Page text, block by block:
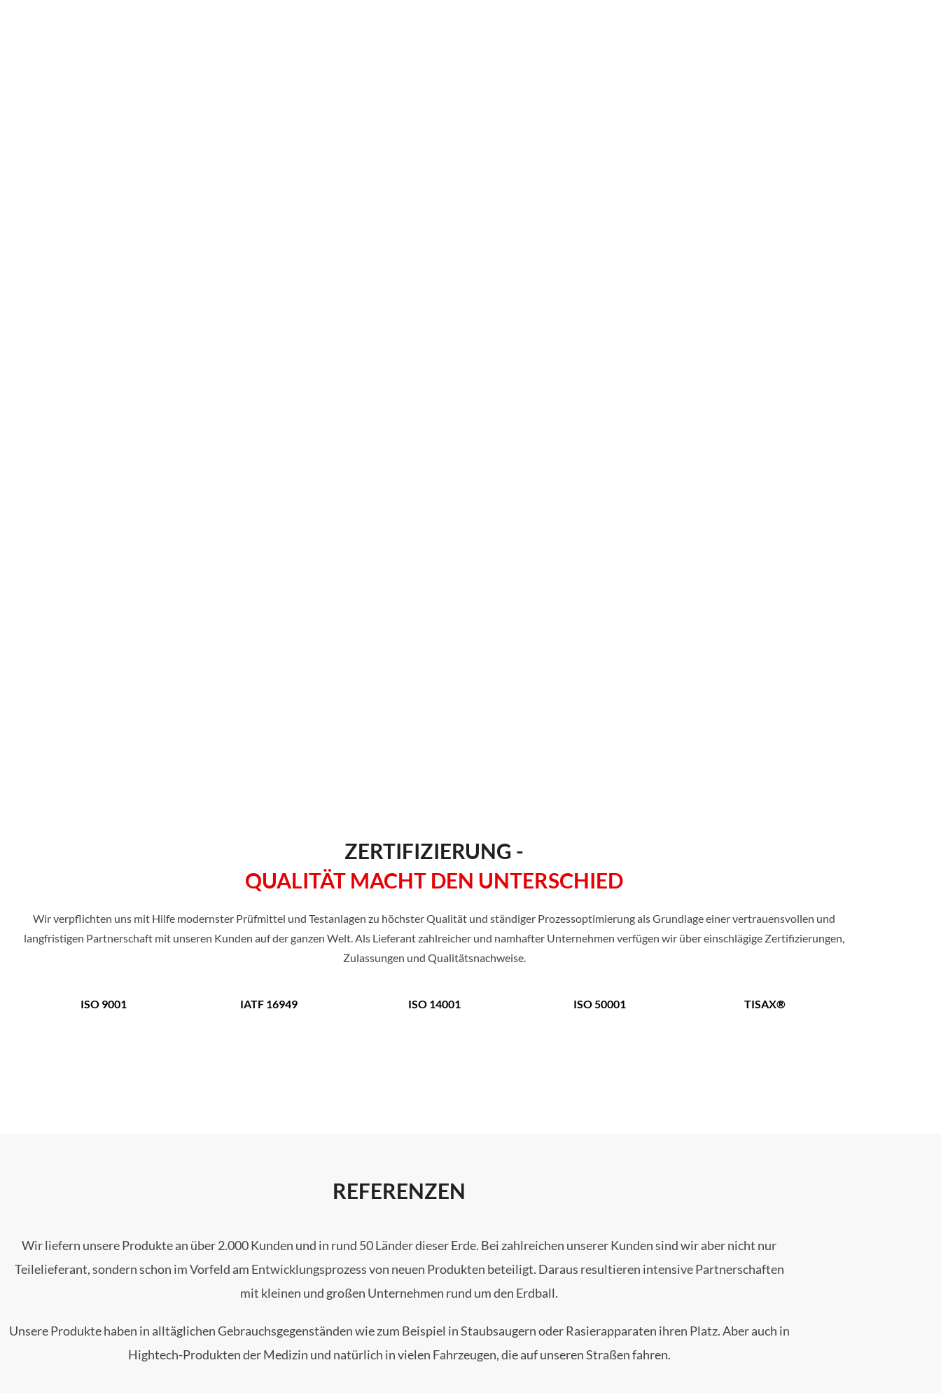
ZERTIFIZIERUNG -
QUALITÄT MACHT DEN UNTERSCHIED
Wir verpflichten uns mit Hilfe modernster Prüfmittel und Testanlagen zu höchster Qualität und ständiger Prozessoptimierung als Grundlage einer vertrauensvollen und
langfristigen Partnerschaft mit unseren Kunden auf der ganzen Welt. Als Lieferant zahlreicher und namhafter Unternehmen verfügen wir über einschlägige Zertifizierungen,
Zulassungen und Qualitätsnachweise.
ISO 9001 IATF 16949 ISO 14001 ISO 50001 TISAX®
REFERENZEN
Wir liefern unsere Produkte an über 2.000 Kunden und in rund 50 Länder dieser Erde. Bei zahlreichen unserer Kunden sind wir aber nicht nur
Teilelieferant, sondern schon im Vorfeld am Entwicklungsprozess von neuen Produkten beteiligt. Daraus resultieren intensive Partnerschaften
mit kleinen und großen Unternehmen rund um den Erdball.
Unsere Produkte haben in alltäglichen Gebrauchsgegenständen wie zum Beispiel in Staubsaugern oder Rasierapparaten ihren Platz. Aber auch in
Hightech-Produkten der Medizin und natürlich in vielen Fahrzeugen, die auf unseren Straßen fahren.